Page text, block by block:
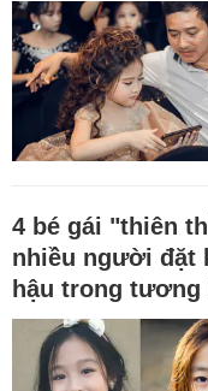
4 bé gái "thiên
nhiều người đặt
hậu trong tương